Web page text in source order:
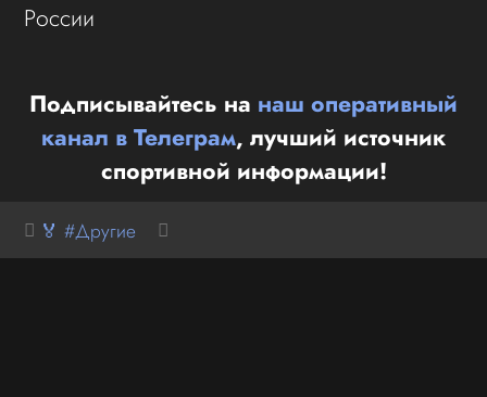
России
Подписывайтесь на наш оперативный
канал в Телеграм, лучший источник
спортивной информации!
🏅 #Другие